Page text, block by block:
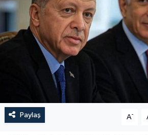
Paylaş A-